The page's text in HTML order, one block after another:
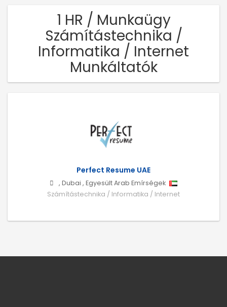
1 HR / Munkaügy
Számítástechnika /
Informatika / Internet
Munkáltatók
Perfect Resume UAE
, Dubai , Egyesült Arab Emírségek
Számítástechnika / Informatika / Internet